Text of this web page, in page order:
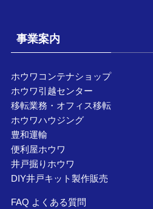
事業案内
ホウワコンテナショップ
ホウワ引越センター
移転業務・オフィス移転
ホウワハウジング
豊和運輸
便利屋ホウワ
井戸掘りホウワ
DIY井戸キット製作販売
FAQ よくある質問